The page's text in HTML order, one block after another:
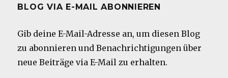
BLOG VIA E-MAIL ABONNIEREN
Gib deine E-Mail-Adresse an, um diesen Blog
zu abonnieren und Benachrichtigungen über
neue Beiträge via E-Mail zu erhalten.